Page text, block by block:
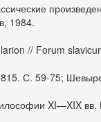
1984.
// Forum
С. 59-75;
XI—XIX